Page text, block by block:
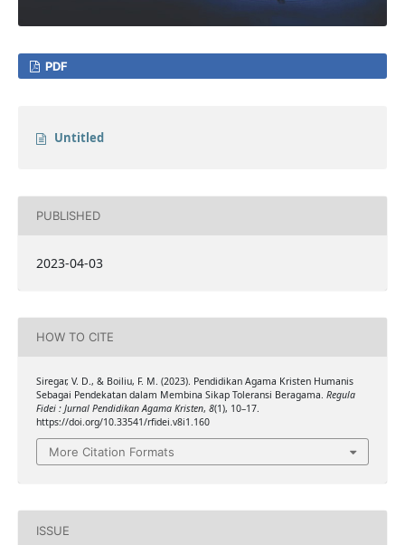
PDF
Untitled
PUBLISHED
2023-04-03
HOW TO CITE
Siregar, V. D., & Boiliu, F. M. (2023). Pendidikan Agama Kristen Humanis
Sebagai Pendekatan dalam Membina Sikap Toleransi Beragama. Regula
Fidei : Jurnal Pendidikan Agama Kristen, 8(1), 10–17.
https://doi.org/10.33541/rfidei.v8i1.160
More Citation Formats
ISSUE